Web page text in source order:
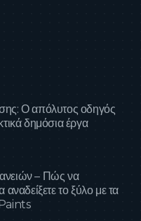
Ο απόλυτος οδηγός
δημόσια έργα
– Πώς να
αναδείξετε το ξύλο με τα